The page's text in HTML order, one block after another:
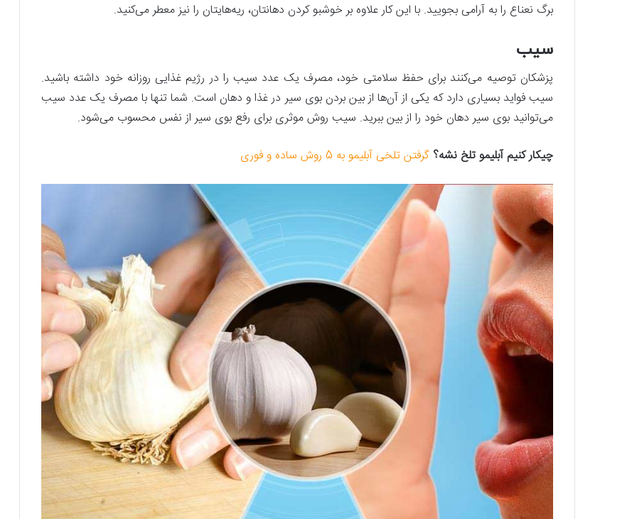
برگ نعناع را به آرامی بجویید. با این کار علاوه بر خوشبو کردن دهانتان، ریه‌هایتان را نیز معطر می‌کنید.
سیب
پزشکان توصیه می‌کنند برای حفظ سلامتی خود، مصرف یک عدد سیب را در رژیم غذایی روزانه خود داشته باشید.
سیب فواید بسیاری دارد که یکی از آن‌ها از بین بردن بوی سیر در غذا و دهان است. شما تنها با مصرف یک عدد سیب
می‌توانید بوی سیر دهان خود را از بین ببرید. سیب روش موثری برای رفع بوی سیر از نفس محسوب می‌شود.
چیکار کنیم آبلیمو تلخ نشه؟ گرفتن تلخی آبلیمو به 5 روش ساده و فوری